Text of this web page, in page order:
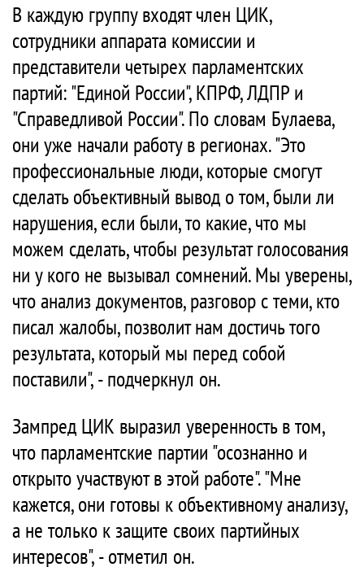
В каждую группу входят член ЦИК,
сотрудники аппарата комиссии и
представители четырех парламентских
партий: "Единой России", КПРФ, ЛДПР и
"Справедливой России". По словам Булаева,
они уже начали работу в регионах. "Это
профессиональные люди, которые смогут
сделать объективный вывод о том, были ли
нарушения, если были, то какие, что мы
можем сделать, чтобы результат голосования
ни у кого не вызывал сомнений. Мы уверены,
что анализ документов, разговор с теми, кто
писал жалобы, позволит нам достичь того
результата, который мы перед собой
поставили", - подчеркнул он.
Зампред ЦИК выразил уверенность в том,
что парламентские партии "осознанно и
открыто участвуют в этой работе". "Мне
кажется, они готовы к объективному анализу,
а не только к защите своих партийных
интересов", - отметил он.